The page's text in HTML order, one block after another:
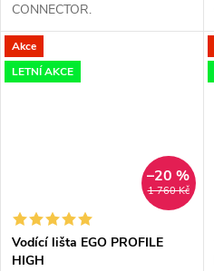
CONNECTOR.
Akce
LETNÍ AKCE
1 760 Kč
–20 %
Vodící lišta EGO PROFILE
HIGH